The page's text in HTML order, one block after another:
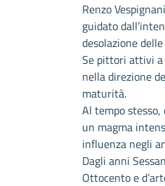
Renzo
guidato
desolazione
Se pittori attivi a
nella direzione
maturità.
Al tempo
un magma
influenza negli
Dagli anni
Ottocento e